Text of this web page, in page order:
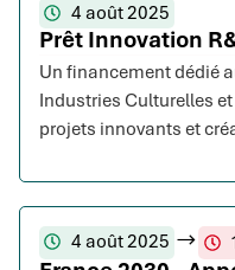
4 août 2025
Prêt Innovation
Un financement dédié
Industries Culturelles
projets innovants et
4 août 2025